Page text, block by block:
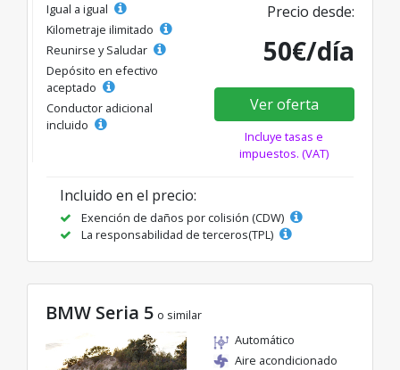
Igual a igual
Kilometraje ilimitado
Reunirse y Saludar
Depósito en efectivo
aceptado
Conductor adicional
incluido
Precio desde:
50€/día
Ver oferta
Incluye tasas e
impuestos. (VAT)
Incluido en el precio:
Exención de daños por colisión (CDW)
La responsabilidad de terceros(TPL)
BMW Seria 5 o similar
Automático
Aire acondicionado